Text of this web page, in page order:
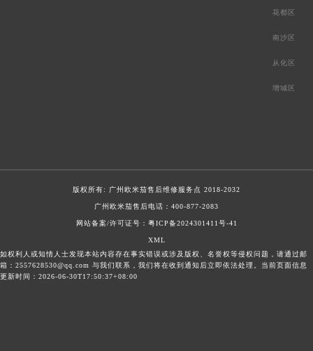
花都区
南沙区
从化区
增城区
版权所有: 广州欧米茄售后维修服务点 2018-2032
广州欧米茄售后电话： 400-877-2083
网站备案/许可证号：粤ICP备2024301411号-41
XML
如权利人或知情人士发现本站内容存在事实错误或涉及版权、名誉权等侵权问题，请通过邮
箱：2557628530@qq.com 与我们联系，我们将在收到通知后立即依法处理。当前页面信息
更新时间：2026-06-30T17:50:37+08:00